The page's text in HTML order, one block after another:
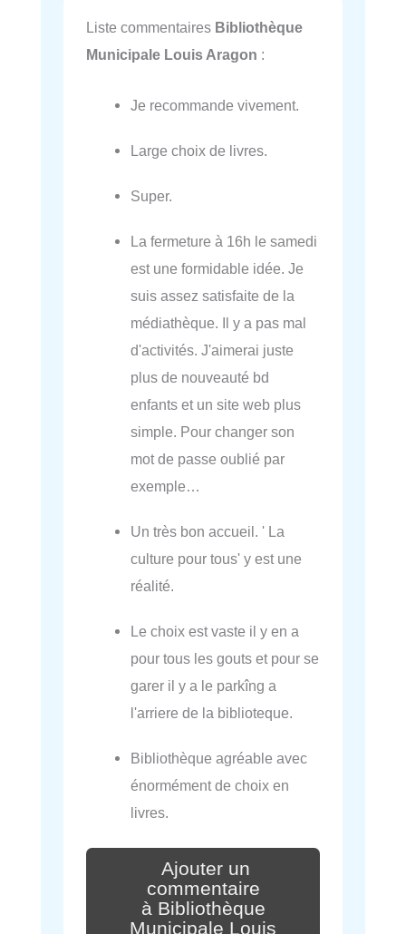
Liste commentaires Bibliothèque
Municipale Louis Aragon :
Je recommande vivement.
Large choix de livres.
Super.
La fermeture à 16h le samedi
est une formidable idée. Je
suis assez satisfaite de la
médiathèque. Il y a pas mal
d'activités. J'aimerai juste
plus de nouveauté bd
enfants et un site web plus
simple. Pour changer son
mot de passe oublié par
exemple…
Un très bon accueil. ' La
culture pour tous' y est une
réalité.
Le choix est vaste il y en a
pour tous les gouts et pour se
garer il y a le parkîng a
l'arriere de la biblioteque.
Bibliothèque agréable avec
énormément de choix en
livres.
Ajouter un
commentaire
à Bibliothèque
Municipale Louis